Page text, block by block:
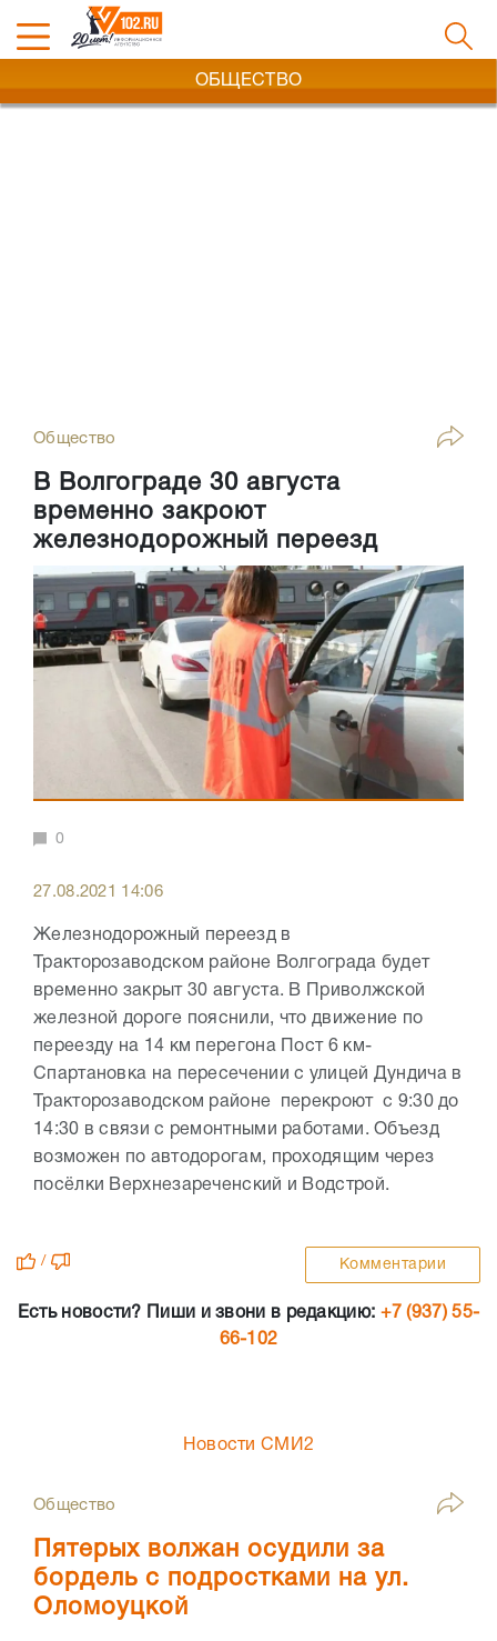
ОБЩЕСТВО
Общество
В Волгограде 30 августа
временно закроют
железнодорожный переезд
0
27.08.2021 14:06
Железнодорожный переезд в
Тракторозаводском районе Волгограда будет
временно закрыт 30 августа. В Приволжской
железной дороге пояснили, что движение по
переезду на 14 км перегона Пост 6 км-
Спартановка на пересечении с улицей Дундича в
Тракторозаводском районе перекроют с 9:30 до
14:30 в связи с ремонтными работами. Объезд
возможен по автодорогам, проходящим через
посёлки Верхнезареченский и Водстрой.
/ Комментарии
Есть новости? Пиши и звони в редакцию: +7 (937) 55-
66-102
Новости СМИ2
Общество
Пятерых волжан осудили за
бордель с подростками на ул.
Оломоуцкой